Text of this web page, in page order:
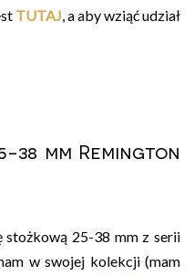
TUTAJ, a aby wziąć udział
38 mm Remington
stożkową 25-38 mm z serii
w swojej kolekcji (mam